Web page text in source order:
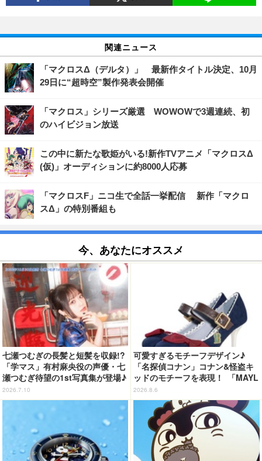
関連ニュース
「マクロスΔ（デルタ）」 最新作タイトル決定、10月
29日に“超時空”製作発表会開催
「マクロス」シリーズ厳選 WOWOWで3週連続、初
のハイビジョン放送
この中に新たな歌姫がいる!新作TVアニメ「マクロスΔ
(仮)」オーディションに約8000人応募
「マクロスF」ニコ生で全話一挙配信 新作「マクロ
スΔ」の特別番組も
今、あなたにオススメ
七瀬つむぎの長髪と短髪を収録!?
「学マス」有村麻央役の声優・七
瀬つむぎ待望の1st写真集が登場♪
10月30日に発売
2026.7.10
可愛すぎるモチーフデザイン♪
「名探偵コナン」コナン&怪盗キ
ッドのモチーフを表現！ 「MAYL
A」パンプスがセール実施中【3
0％オフセール】
2026.8.6